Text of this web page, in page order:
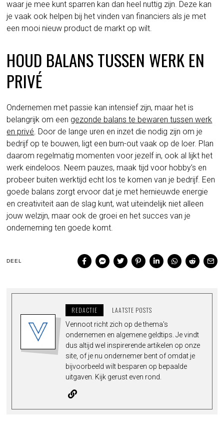
waar je mee kunt sparren kan dan heel nuttig zijn. Deze kan
je vaak ook helpen bij het vinden van financiers als je met
een mooi nieuw product de markt op wilt.
HOUD BALANS TUSSEN WERK EN
PRIVÉ
Ondernemen met passie kan intensief zijn, maar het is
belangrijk om een gezonde balans te bewaren tussen werk
en privé . Door de lange uren en inzet die nodig zijn om je
bedrijf op te bouwen, ligt een burn-out vaak op de loer. Plan
daarom regelmatig momenten voor jezelf in, ook al lijkt het
werk eindeloos. Neem pauzes, maak tijd voor hobby’s en
probeer buiten werktijd echt los te komen van je bedrijf. Een
goede balans zorgt ervoor dat je met hernieuwde energie
en creativiteit aan de slag kunt, wat uiteindelijk niet alleen
jouw welzijn, maar ook de groei en het succes van je
onderneming ten goede komt.
DEEL
REDACTIE LAATSTE POSTS
Vennoot richt zich op de thema's
ondernemen en algemene geldtips. Je vindt
dus altijd wel inspirerende artikelen op onze
site, of je nu ondernemer bent of omdat je
bijvoorbeeld wilt besparen op bepaalde
uitgaven. Kijk gerust even rond.